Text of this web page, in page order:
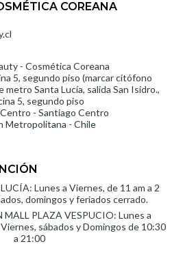
COREANA
- Cosmética Coreana
5, segundo piso (marcar citófono
metro Santa Lucía, salida San Isidro.,
5, segundo piso
- Santiago Centro
Metropolitana - Chile
Lunes a Viernes, de 11 am a 2
domingos y feriados cerrado.
MALL PLAZA VESPUCIO: Lunes a
sábados y Domingos de 10:30
a 21:00